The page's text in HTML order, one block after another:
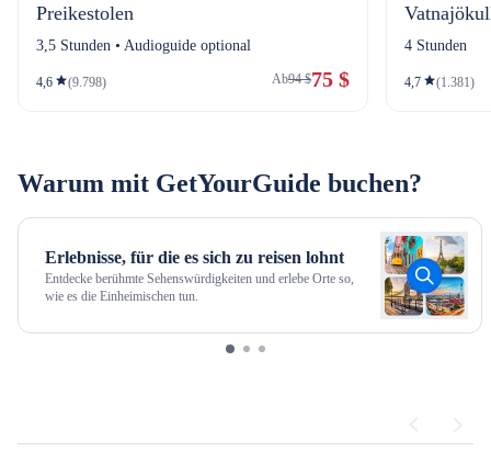
Preikestolen
3,5 Stunden • Audioguide optional
4,6 (9.798) Ab94 $75 $
4 Stunden
4,7 (1.381)
Warum mit GetYourGuide buchen?
Erlebnisse, für die es sich zu reisen lohnt
Entdecke berühmte Sehenswürdigkeiten und erlebe Orte so,
wie es die Einheimischen tun.